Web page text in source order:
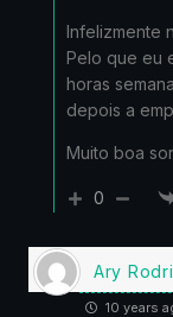
Infelizmente
Pelo que eu
horas
depois a
Muito boa
0
Ary
10 years